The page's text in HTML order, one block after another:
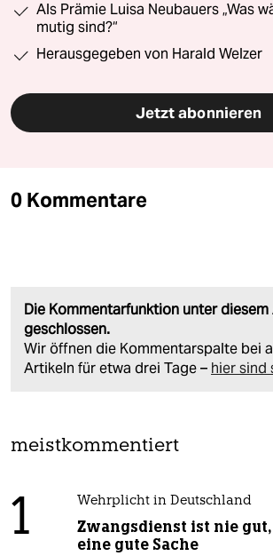
Als Prämie Luisa Neubauers „Was
mutig sind?“
Herausgegeben von Harald Welzer
Jetzt abonnieren
0 Kommentare
Die Kommentarfunktion unter
geschlossen.
Wir öffnen die Kommentarspalte bei
Artikeln für etwa drei Tage – hier sind
meistkommentiert
1 Wehrplicht in Deutschland
Zwangsdienst ist nie
eine gute Sache